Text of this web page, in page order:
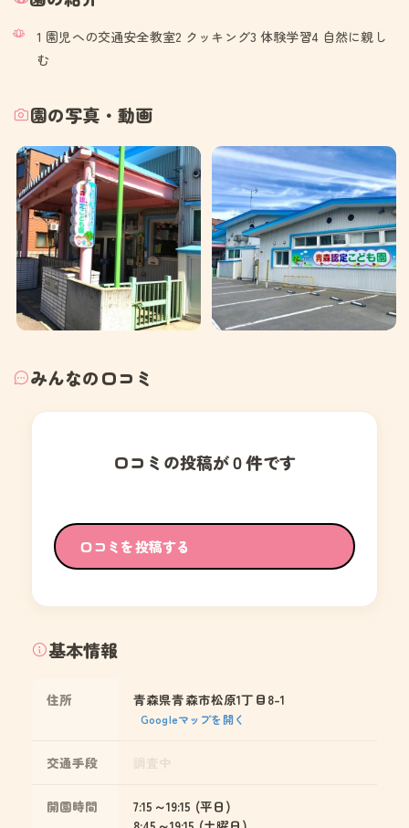
1 園児への交通安全教室2 クッキング3 体験学習4 自然に親し
む
園の写真・動画
みんなの口コミ
口コミの投稿が０件です
口コミを投稿する
基本情報
住所 青森県青森市松原1丁目8-1
Googleマップを開く
交通手段
開園時間
7:15～19:15 (平日)